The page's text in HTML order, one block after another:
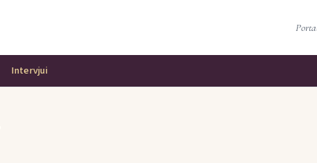
Intervjui